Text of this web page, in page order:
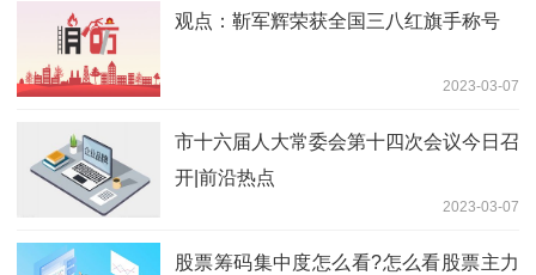
观点：靳军辉荣获全国三八红旗手称号
2023-03-07
市十六届人大常委会第十四次会议今日召
开|前沿热点
2023-03-07
股票筹码集中度怎么看?怎么看股票主力